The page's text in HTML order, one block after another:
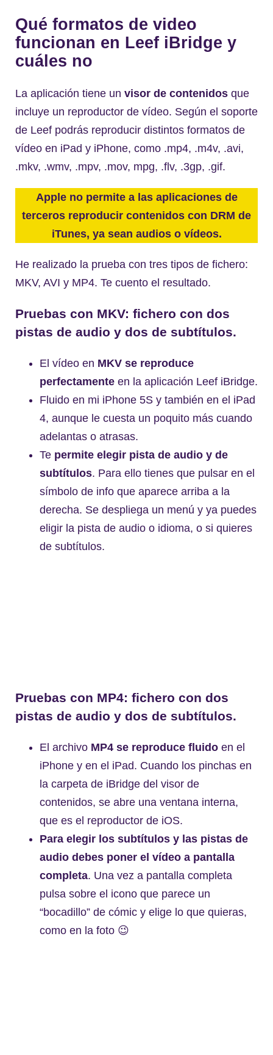
Qué formatos de video
funcionan en Leef iBridge y
cuáles no
La aplicación tiene un visor de contenidos que
incluye un reproductor de vídeo. Según el soporte
de Leef podrás reproducir distintos formatos de
vídeo en iPad y iPhone, como .mp4, .m4v, .avi,
.mkv, .wmv, .mpv, .mov, mpg, .flv, .3gp, .gif.
Apple no permite a las aplicaciones de
terceros reproducir contenidos con DRM de
iTunes, ya sean audios o vídeos.
He realizado la prueba con tres tipos de fichero:
MKV, AVI y MP4. Te cuento el resultado.
Pruebas con MKV: fichero con dos
pistas de audio y dos de subtítulos.
El vídeo en MKV se reproduce
perfectamente en la aplicación Leef iBridge.
Fluido en mi iPhone 5S y también en el iPad
4, aunque le cuesta un poquito más cuando
adelantas o atrasas.
Te permite elegir pista de audio y de
subtítulos. Para ello tienes que pulsar en el
símbolo de info que aparece arriba a la
derecha. Se despliega un menú y ya puedes
eligir la pista de audio o idioma, o si quieres
de subtítulos.
Pruebas con MP4: fichero con dos
pistas de audio y dos de subtítulos.
El archivo MP4 se reproduce fluido en el
iPhone y en el iPad. Cuando los pinchas en
la carpeta de iBridge del visor de
contenidos, se abre una ventana interna,
que es el reproductor de iOS.
Para elegir los subtítulos y las pistas de
audio debes poner el vídeo a pantalla
completa. Una vez a pantalla completa
pulsa sobre el icono que parece un
“bocadillo” de cómic y elige lo que quieras,
como en la foto 😉